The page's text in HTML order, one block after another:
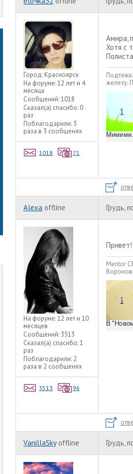
Город: Красноярск
На форуме:12 лет и 4
месяца
Сообщений:1018
Сказал(а) спасибо: 0
раз
Поблагодарили: 3
раза в 3 сообщенях
1018 71
Амира,
Хотя с
железу.
Alexa offline Грудь,
На форуме:12 лет и 10
месяцев
Сообщений: 3513
Сказал(а) спасибо:1
раз
Поблагодарили: 2
раза в 2 сообщенях
3513 96
Mentor
Воронов
VanillaSky offline Грудь,